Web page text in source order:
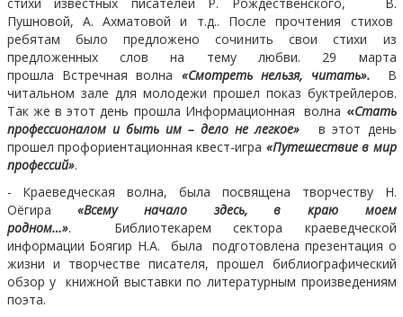
Пушновой, А. Ахматовой и т.д.. После прочтения стихов
ребятам было предложено сочинить свои стихи из
предложенных слов на тему любви. 29 марта
прошла Встречная волна «Смотреть нельзя, читать».
В
читальном зале для молодежи прошел показ буктрейлеров.
Так же в этот день прошла Информационная волна «Стать
профессионалом и быть им – дело не легкое»
в этот день
прошел профориентационная квест-игра «Путешествие в мир
профессий».
- Краеведческая волна, была посвящена творчеству Н.
Оёгира«Всему начало здесь, в краю моем
родном…».
Библиотекарем сектора краеведческой
информации Боягир Н.А. была подготовлена презентация о
жизни и творчестве писателя, прошел библиографический
обзор у книжной выставки по литературным произведениям
поэта.